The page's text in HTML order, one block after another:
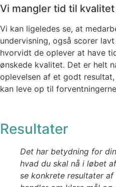
Vi mangler tid til kvalitet
Vi kan ligeledes se, at
undervisning, også scorer
hvorvidt de oplever at have
ønskede kvalitet. Det er helt
oplevelsen af et godt
kan leve op til
Resultater
Det har betydning for
hvad du skal nå i løbet
se konkrete resultater